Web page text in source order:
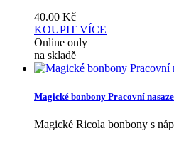
40.00 Kč
KOUPIT VÍCE
Online only
na skladě
Magické bonbony Pracovní
Magické Ricola bonbony s